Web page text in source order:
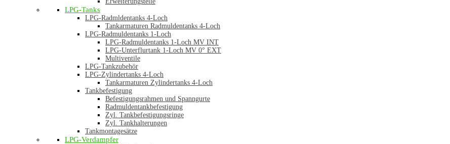
LPG-Tanks
LPG-Radmldentanks 4-Loch
Tankarmaturen Radmuldentanks 4-Loch
LPG-Radmuldentanks 1-Loch
LPG-Radmuldentanks 1-Loch MV INT
LPG-Unterflurtank 1-Loch MV 0° EXT
Multiventile
LPG-Tankzubehör
LPG-Zylindertanks 4-Loch
Tankarmaturen Zylindertanks 4-Loch
Tankbefestigung
Befestigungsrahmen und Spanngurte
Radmuldentankbefestigung
Zyl. Tankbefestigungsringe
Zyl. Tankhalterungen
Tankmontagesätze
LPG-Verdampfer